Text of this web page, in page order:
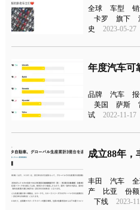
全球 车型
卡罗
旗下
史
2023-05-27
年度汽车可
品牌 汽车
美国
萨斯
试
2022-11-17
成立88年，
丰田 汽车
产
比亚 份额
下线
2023-